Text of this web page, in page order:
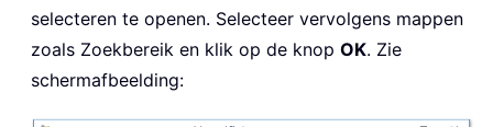
selecteren te openen. Selecteer vervolgens mappen
zoals Zoekbereik en klik op de knop OK. Zie
schermafbeelding: